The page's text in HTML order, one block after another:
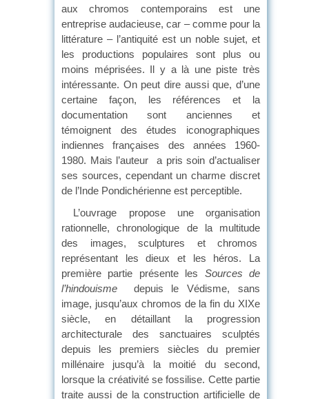
aux chromos contemporains est une
entreprise audacieuse, car – comme pour la
littérature – l’antiquité est un noble sujet, et
les productions populaires sont plus ou
moins méprisées. Il y a là une piste très
intéressante. On peut dire aussi que, d’une
certaine façon, les références et la
documentation sont anciennes et
témoignent des études iconographiques
indiennes françaises des années 1960-
1980. Mais l’auteur a pris soin d’actualiser
ses sources, cependant un charme discret
de l’Inde Pondichérienne est perceptible.
L’ouvrage propose une organisation
rationnelle, chronologique de la multitude
des images, sculptures et chromos
représentant les dieux et les héros. La
première partie présente les Sources de
l’hindouisme
depuis le Védisme, sans
image, jusqu’aux chromos de la fin du XIXe
siècle, en détaillant la progression
architecturale des sanctuaires sculptés
depuis les premiers siècles du premier
millénaire jusqu’à la moitié du second,
lorsque la créativité se fossilise. Cette partie
traite aussi de la construction artificielle de